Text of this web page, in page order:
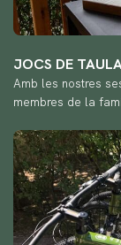
JOCS DE
Amb les nostres
membres de la